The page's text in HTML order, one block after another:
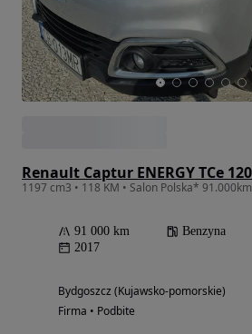
Renault Captur ENERGY TCe
91 000 km Benzyna
2017
Bydgoszcz (Kujawsko-pomorskie)
Firma • Podbite